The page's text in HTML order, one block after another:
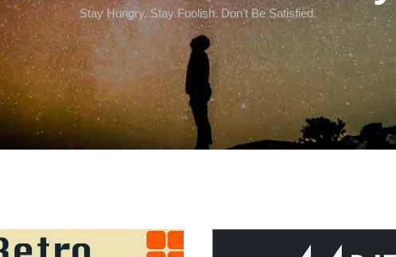
Stay Hungry. Stay Foolish. Don't Be Satisfied.